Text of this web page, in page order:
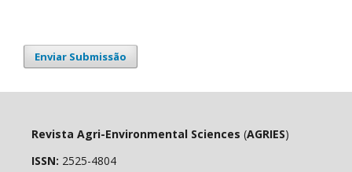
Enviar Submissão
Revista Agri-Environmental Sciences (AGRIES)
ISSN: 2525-4804